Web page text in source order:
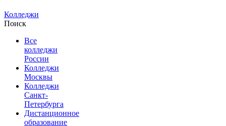
Колледжи
Поиск
Все
колледжи
России
Колледжи
Москвы
Колледжи
Санкт-
Петербурга
Дистанционное
образование